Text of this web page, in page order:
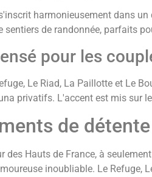
harmonieusement dans
sentiers de randonnée, parfaits
pour les
Le Riad, La Paillotte et Le
privatifs. L'accent est mis sur
de
des Hauts de France, à
inoubliable. Le Refuge,